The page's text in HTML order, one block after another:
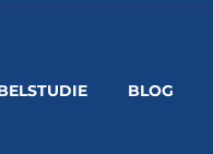
BLOG